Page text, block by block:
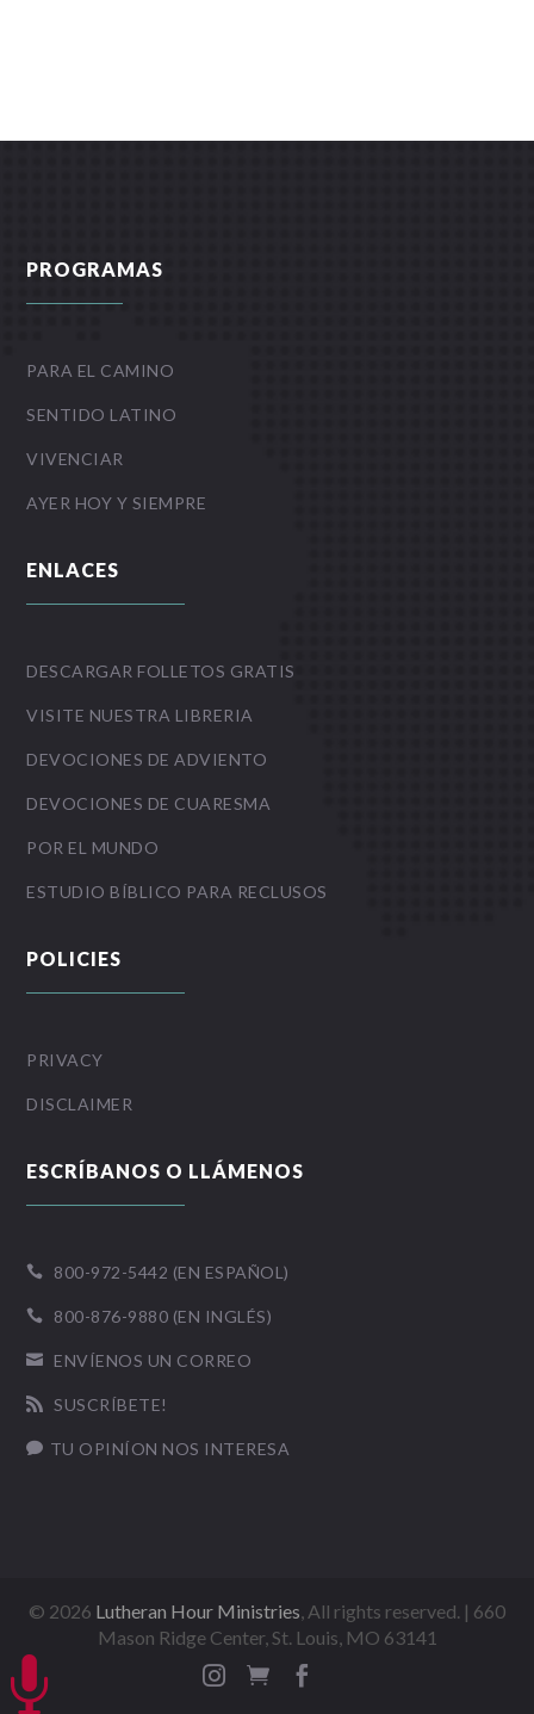
PROGRAMAS
PARA EL CAMINO
SENTIDO LATINO
VIVENCIAR
AYER HOY Y SIEMPRE
ENLACES
DESCARGAR FOLLETOS GRATIS
VISITE NUESTRA LIBRERIA
DEVOCIONES DE ADVIENTO
DEVOCIONES DE CUARESMA
POR EL MUNDO
ESTUDIO BÍBLICO PARA RECLUSOS
POLICIES
PRIVACY
DISCLAIMER
ESCRÍBANOS O LLÁMENOS
 800-972-5442 (EN ESPAÑOL)
 800-876-9880 (EN INGLÉS)
 ENVÍENOS UN CORREO
 SUSCRÍBETE!
 TU OPINÍON NOS INTERESA
© 2026 Lutheran Hour Ministries, All rights reserved. | 660
Mason Ridge Center, St. Louis, MO 63141

 
